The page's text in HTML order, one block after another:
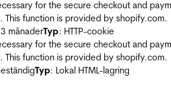
for the secure checkout and
function is provided by shopify.com.
månaderTyp: HTTP-cookie
for the secure checkout and
function is provided by shopify.com.
Typ: Lokal HTML-lagring